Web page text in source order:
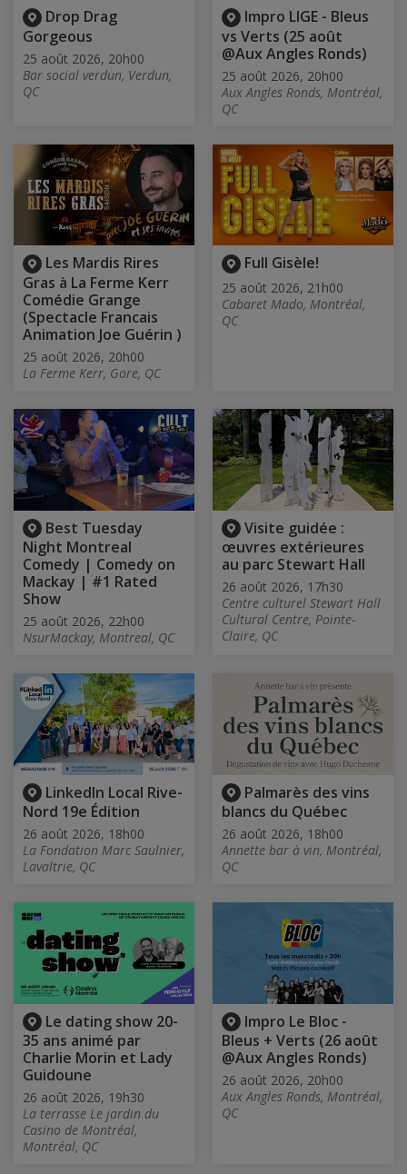
Drop Drag
Gorgeous
25 août 2026, 20h00
Bar social verdun, Verdun,
QC
Impro LIGE - Bleus
vs Verts (25 août
@Aux Angles Ronds)
25 août 2026, 20h00
Aux Angles Ronds, Montréal,
QC
Les Mardis Rires
Gras à La Ferme Kerr
Comédie Grange
(Spectacle Francais
Animation Joe Guérin )
25 août 2026, 20h00
La Ferme Kerr, Gore, QC
Full Gisèle!
25 août 2026, 21h00
Cabaret Mado, Montréal,
QC
Best Tuesday
Night Montreal
Comedy | Comedy on
Mackay | #1 Rated
Show
25 août 2026, 22h00
NsurMackay, Montreal, QC
Visite guidée :
œuvres extérieures
au parc Stewart Hall
26 août 2026, 17h30
Centre culturel Stewart Hall
Cultural Centre, Pointe-
Claire, QC
LinkedIn Local Rive-
Nord 19e Édition
26 août 2026, 18h00
La Fondation Marc Saulnier,
Lavaltrie, QC
Palmarès des vins
blancs du Québec
26 août 2026, 18h00
Annette bar à vin, Montréal,
QC
Le dating show 20-
35 ans animé par
Charlie Morin et Lady
Guidoune
26 août 2026, 19h30
La terrasse Le jardin du
Casino de Montréal,
Montréal, QC
Impro Le Bloc -
Bleus + Verts (26 août
@Aux Angles Ronds)
26 août 2026, 20h00
Aux Angles Ronds, Montréal,
QC